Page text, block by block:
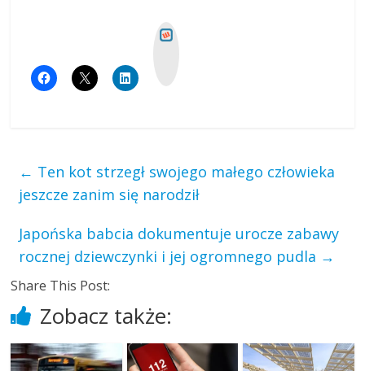
← Ten kot strzegł swojego małego człowieka
jeszcze zanim się narodził
Japońska babcia dokumentuje urocze zabawy
rocznej dziewczynki i jej ogromnego pudla →
Share This Post:
Zobacz także: